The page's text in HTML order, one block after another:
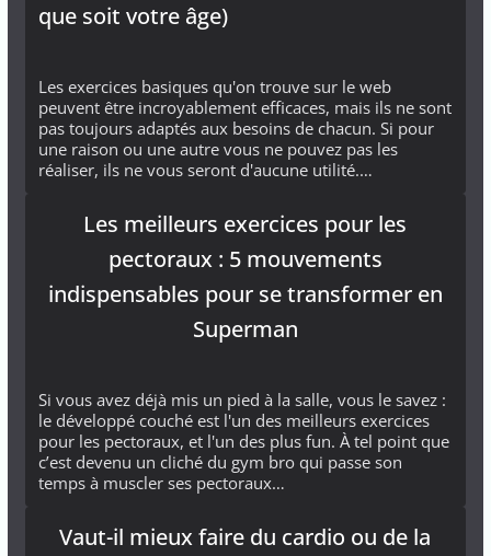
que soit votre âge)
Les exercices basiques qu'on trouve sur le web
peuvent être incroyablement efficaces, mais ils ne sont
pas toujours adaptés aux besoins de chacun. Si pour
une raison ou une autre vous ne pouvez pas les
réaliser, ils ne vous seront d'aucune utilité.…
Les meilleurs exercices pour les
pectoraux : 5 mouvements
indispensables pour se transformer en
Superman
Si vous avez déjà mis un pied à la salle, vous le savez :
le développé couché est l'un des meilleurs exercices
pour les pectoraux, et l'un des plus fun. À tel point que
c’est devenu un cliché du gym bro qui passe son
temps à muscler ses pectoraux…
Vaut-il mieux faire du cardio ou de la